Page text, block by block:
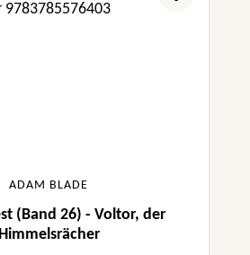
ADAM BLADE
(Band 26) - Voltor, der
Himmelsrächer